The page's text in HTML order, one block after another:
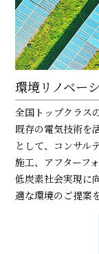
環境リノベー
全国トップクラス
既存の電気技術を
として、コンサル
施工、アフターフ
低炭素社会実現に
適な環境のご提案